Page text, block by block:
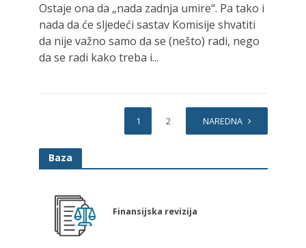
Ostaje ona da „nada zadnja umire“. Pa tako i
nada da će sljedeći sastav Komisije shvatiti
da nije važno samo da se (nešto) radi, nego
da se radi kako treba i...
1 2 NAREDNA
Baza
Finansijska revizija